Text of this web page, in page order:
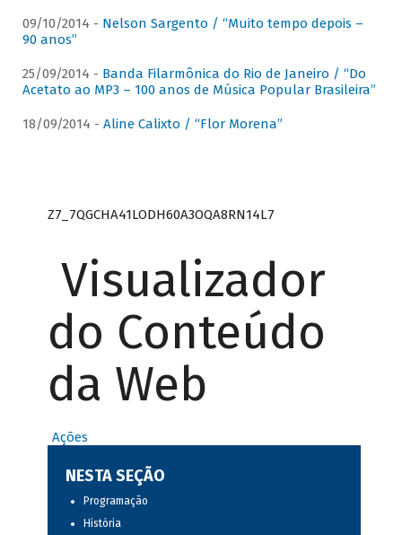
09/10/2014 - Nelson Sargento / “Muito tempo depois –
90 anos”
25/09/2014 - Banda Filarmônica do Rio de Janeiro / “Do
Acetato ao MP3 – 100 anos de Música Popular Brasileira”
18/09/2014 - Aline Calixto / “Flor Morena”
Z7_7QGCHA41LODH60A3OQA8RN14L7
Visualizador
do Conteúdo
da Web
Ações
NESTA SEÇÃO
Programação
História